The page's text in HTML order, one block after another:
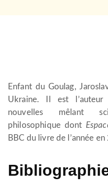
Enfant du Goulag,
Ukraine. Il est
nouvelles mêlant
philosophique dont
BBC du livre de l’année